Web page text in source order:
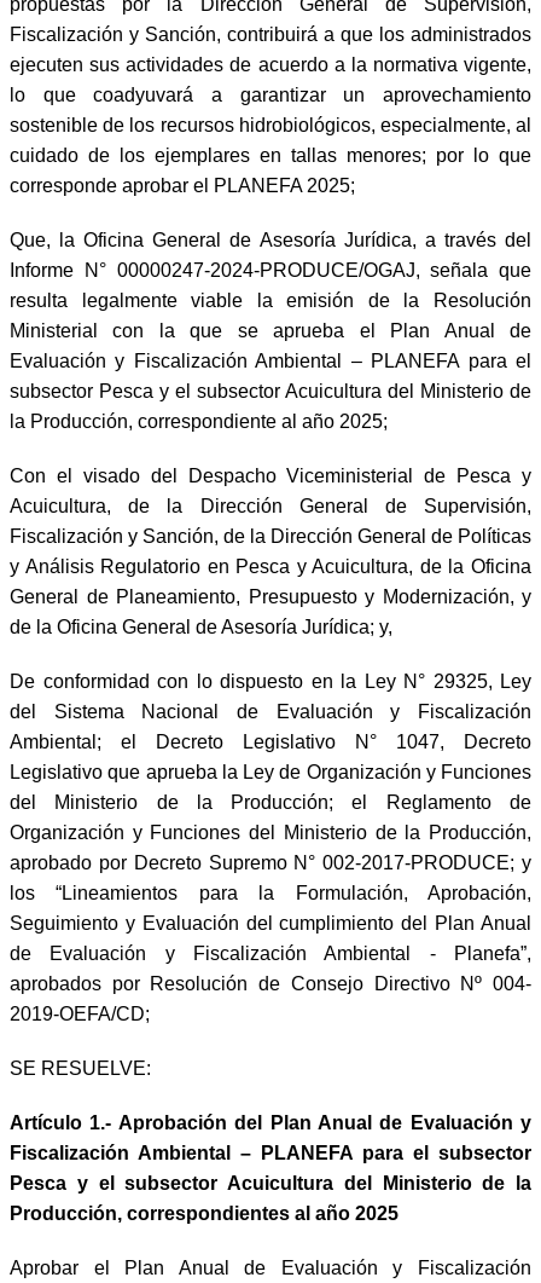
Fiscalización y Sanción, contribuirá a que los administrados
ejecuten sus actividades de acuerdo a la normativa vigente,
lo que coadyuvará a garantizar un aprovechamiento
sostenible de los recursos hidrobiológicos, especialmente, al
cuidado de los ejemplares en tallas menores; por lo que
corresponde aprobar el PLANEFA 2025;
Que, la Oficina General de Asesoría Jurídica, a través del
Informe N° 00000247-2024-PRODUCE/OGAJ, señala que
resulta legalmente viable la emisión de la Resolución
Ministerial con la que se aprueba el Plan Anual de
Evaluación y Fiscalización Ambiental – PLANEFA para el
subsector Pesca y el subsector Acuicultura del Ministerio de
la Producción, correspondiente al año 2025;
Con el visado del Despacho Viceministerial de Pesca y
Acuicultura, de la Dirección General de Supervisión,
Fiscalización y Sanción, de la Dirección General de Políticas
y Análisis Regulatorio en Pesca y Acuicultura, de la Oficina
General de Planeamiento, Presupuesto y Modernización, y
de la Oficina General de Asesoría Jurídica; y,
De conformidad con lo dispuesto en la Ley N° 29325, Ley
del Sistema Nacional de Evaluación y Fiscalización
Ambiental; el Decreto Legislativo N° 1047, Decreto
Legislativo que aprueba la Ley de Organización y Funciones
del Ministerio de la Producción; el Reglamento de
Organización y Funciones del Ministerio de la Producción,
aprobado por Decreto Supremo N° 002-2017-PRODUCE; y
los “Lineamientos para la Formulación, Aprobación,
Seguimiento y Evaluación del cumplimiento del Plan Anual
de Evaluación y Fiscalización Ambiental - Planefa”,
aprobados por Resolución de Consejo Directivo Nº 004-
2019-OEFA/CD;
SE RESUELVE:
Artículo 1.- Aprobación del Plan Anual de Evaluación y
Fiscalización Ambiental – PLANEFA para el subsector
Pesca y el subsector Acuicultura del Ministerio de la
Producción, correspondientes al año 2025
Aprobar el Plan Anual de Evaluación y Fiscalización